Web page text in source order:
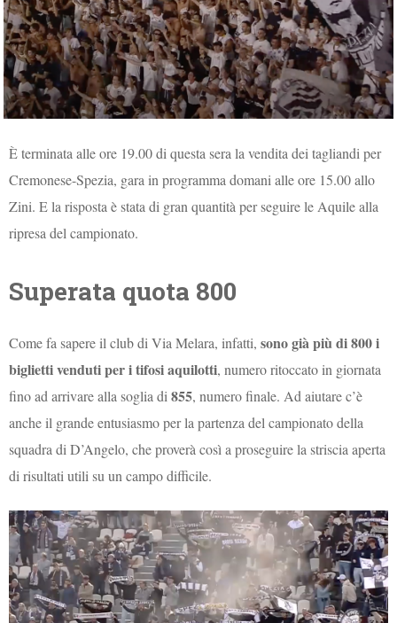
È terminata alle ore 19.00 di questa sera la vendita dei tagliandi per
Cremonese-Spezia, gara in programma domani alle ore 15.00 allo
Zini. E la risposta è stata di gran quantità per seguire le Aquile alla
ripresa del campionato.
Superata quota 800
Come fa sapere il club di Via Melara, infatti,sono già più di 800 i
biglietti venduti per i tifosi aquilotti, numero ritoccato in giornata
fino ad arrivare alla soglia di855, numero finale. Ad aiutare c’è
anche il grande entusiasmo per la partenza del campionato della
squadra di D’Angelo, che proverà così a proseguire la striscia aperta
di risultati utili su un campo difficile.